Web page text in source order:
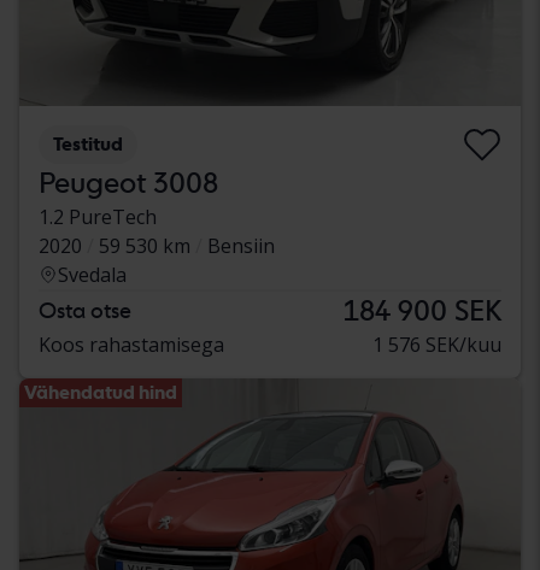
Testitud
Peugeot 3008
1.2 PureTech
2020
59 530 km
Bensiin
Svedala
Osta otse 184 900 SEK
Koos rahastamisega 1 576 SEK/kuu
Vähendatud hind